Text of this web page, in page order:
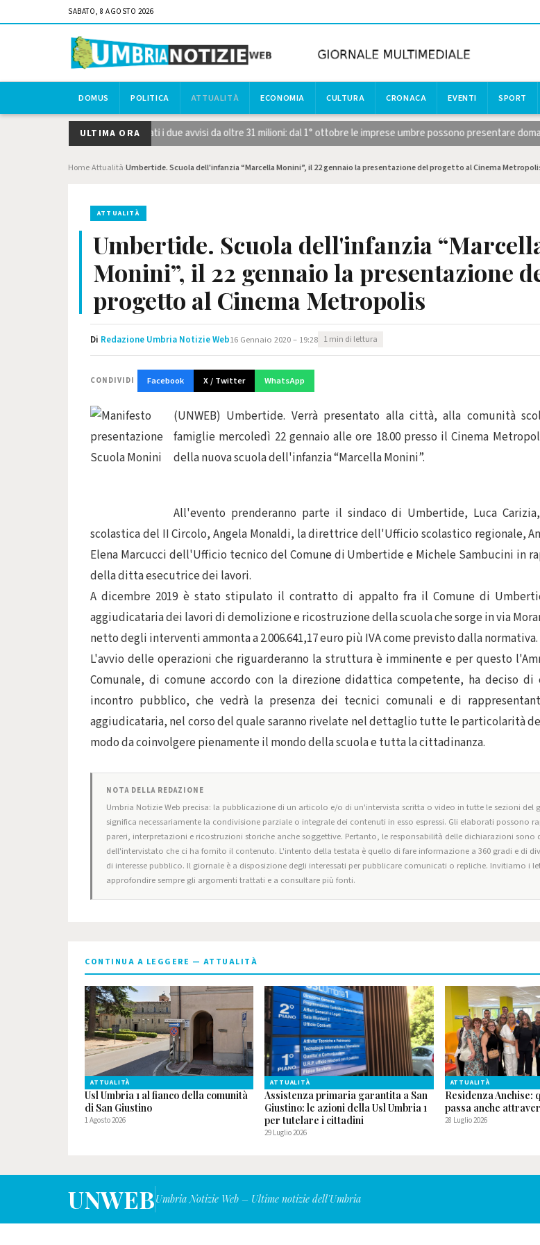
SABATO, 8 AGOSTO 2026
DOMUS POLITICA ATTUALITÀ ECONOMIA CULTURA CRONACA EVENTI SPORT
ULTIMA ORA
strategiche STEP, pubblicati i due avvisi da oltre 31 milioni: dal 1° ottobre le imprese umbre possono presentare domanda.
HomeAttualità Umbertide. Scuola dell'infanzia “Marcella Monini”, il 22 gennaio la presentazione del progetto al Cinema
ATTUALITÀ
Umbertide. Scuola dell'infanzia
Monini”, il 22 gennaio la presentazione
progetto al Cinema Metropolis
Di Redazione Umbria Notizie Web16 Gennaio 2020 – 19:28 1 min di lettura
CONDIVIDI Facebook X / Twitter WhatsApp
(UNWEB) Umbertide. Verrà presentato alla città, alla comunità
famiglie mercoledì 22 gennaio alle ore 18.00 presso il Cinema
della nuova scuola dell'infanzia “Marcella Monini”.
All'evento prenderanno parte il sindaco di Umbertide, Luca
scolastica del II Circolo, Angela Monaldi, la direttrice dell'Ufficio scolastico regionale,
Elena Marcucci dell'Ufficio tecnico del Comune di Umbertide e Michele Sambucini in
della ditta esecutrice dei lavori.
A dicembre 2019 è stato stipulato il contratto di appalto fra il Comune di
aggiudicataria dei lavori di demolizione e ricostruzione della scuola che sorge in via
netto degli interventi ammonta a 2.006.641,17 euro più IVA come previsto dalla normativa.
L'avvio delle operazioni che riguarderanno la struttura è imminente e per questo
Comunale, di comune accordo con la direzione didattica competente, ha deciso di
incontro pubblico, che vedrà la presenza dei tecnici comunali e di
aggiudicataria, nel corso del quale saranno rivelate nel dettaglio tutte le particolarità
modo da coinvolgere pienamente il mondo della scuola e tutta la cittadinanza.
NOTA DELLA REDAZIONE
Umbria Notizie Web precisa: la pubblicazione di un articolo e/o di un'intervista scritta o video in tutte le sezioni del
significa necessariamente la condivisione parziale o integrale dei contenuti in esso espressi. Gli elaborati possono
pareri, interpretazioni e ricostruzioni storiche anche soggettive. Pertanto, le responsabilità delle dichiarazioni sono
dell'intervistato che ci ha fornito il contenuto. L'intento della testata è quello di fare informazione a 360 gradi e di
di interesse pubblico. Il giornale è a disposizione degli interessati per pubblicare comunicati o repliche. Invitiamo i
approfondire sempre gli argomenti trattati e a consultare più fonti.
CONTINUA A LEGGERE — ATTUALITÀ
ATTUALITÀ
Usl Umbria 1 al fianco della comunità
di San Giustino
1 Agosto 2026
ATTUALITÀ
Assistenza primaria garantita a San
Giustino: le azioni della Usl Umbria 1
per tutelare i cittadini
29 Luglio 2026
ATTUALITÀ
Residenza Anchise:
passa anche
28 Luglio 2026
UNWEBUmbria Notizie Web – Ultime notizie dell'Umbria